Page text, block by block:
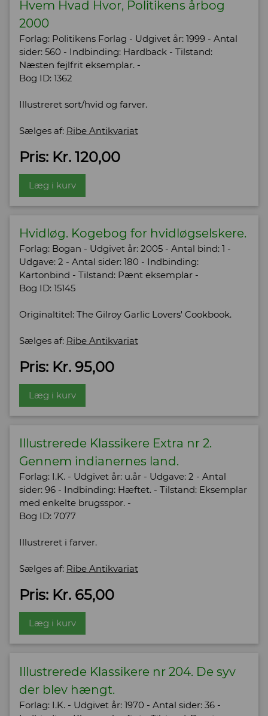
Hvem Hvad Hvor, Politikens årbog
2000
Forlag: Politikens Forlag - Udgivet år: 1999 - Antal
sider: 560 - Indbinding: Hardback - Tilstand:
Næsten fejlfrit eksemplar. -
Bog ID: 1362
Illustreret sort/hvid og farver.
Sælges af: Ribe Antikvariat
Pris: Kr. 120,00
Læg i kurv
Hvidløg. Kogebog for hvidløgselskere.
Forlag: Bogan - Udgivet år: 2005 - Antal bind: 1 -
Udgave: 2 - Antal sider: 180 - Indbinding:
Kartonbind - Tilstand: Pænt eksemplar -
Bog ID: 15145
Originaltitel: The Gilroy Garlic Lovers' Cookbook.
Sælges af: Ribe Antikvariat
Pris: Kr. 95,00
Læg i kurv
Illustrerede Klassikere Extra nr 2.
Gennem indianernes land.
Forlag: I.K. - Udgivet år: u.år - Udgave: 2 - Antal
sider: 96 - Indbinding: Hæftet. - Tilstand: Eksemplar
med enkelte brugsspor. -
Bog ID: 7077
Illustreret i farver.
Sælges af: Ribe Antikvariat
Pris: Kr. 65,00
Læg i kurv
Illustrerede Klassikere nr 204. De syv
der blev hængt.
Forlag: I.K. - Udgivet år: 1970 - Antal sider: 36 -